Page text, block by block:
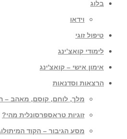
בלוג
וידאו
טיפול זוגי
לימודי קואצ’ינג
אימון אישי – קואצ'ינג
הרצאות וסדנאות
מלך, לוחם, קוסם, מאהב –
זוגיות טראספרסונלית מהי?
מסע הגיבור – הקוד